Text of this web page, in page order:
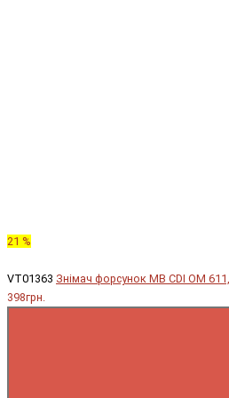
21 %
VT01363 Знімач форсунок MB CDI OM
398грн.